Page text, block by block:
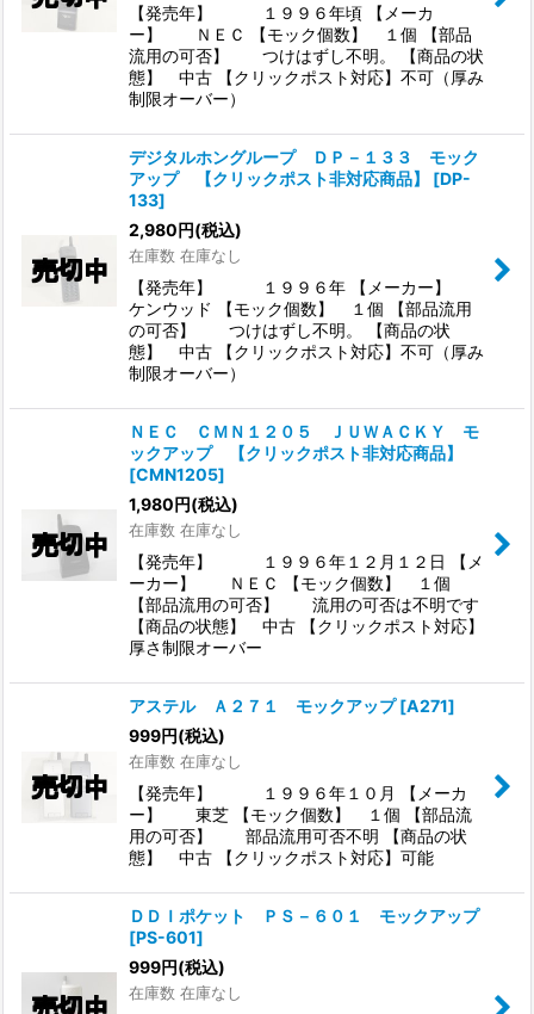
【発売年】 １９９６年頃 【メーカ
ー】 ＮＥＣ 【モック個数】 １個 【部品
流用の可否】 つけはずし不明。 【商品の状
態】 中古 【クリックポスト対応】不可（厚み
制限オーバー）
デジタルホングループ ＤＰ－１３３ モック
アップ 【クリックポスト非対応商品】
[DP-
133]
2,980円(税込)
在庫数 在庫なし
【発売年】 １９９６年 【メーカー】
ケンウッド 【モック個数】 １個 【部品流用
の可否】 つけはずし不明。 【商品の状
態】 中古 【クリックポスト対応】不可（厚み
制限オーバー）
ＮＥＣ ＣＭＮ１２０５ ＪＵＷＡＣＫＹ モ
ックアップ 【クリックポスト非対応商品】
[CMN1205]
1,980円(税込)
在庫数 在庫なし
【発売年】 １９９６年１２月１２日 【メ
ーカー】 ＮＥＣ 【モック個数】 １個
【部品流用の可否】 流用の可否は不明です
【商品の状態】 中古 【クリックポスト対応】
厚さ制限オーバー
アステル Ａ２７１ モックアップ [A271]
999円(税込)
在庫数 在庫なし
【発売年】 １９９６年１０月 【メーカ
ー】 東芝 【モック個数】 １個 【部品流
用の可否】 部品流用可否不明 【商品の状
態】 中古 【クリックポスト対応】可能
ＤＤＩポケット ＰＳ－６０１ モックアップ
[PS-601]
999円(税込)
在庫数 在庫なし